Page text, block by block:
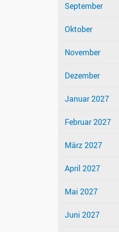
September
Oktober
November
Dezember
Januar 2027
Februar 2027
März 2027
April 2027
Mai 2027
Juni 2027